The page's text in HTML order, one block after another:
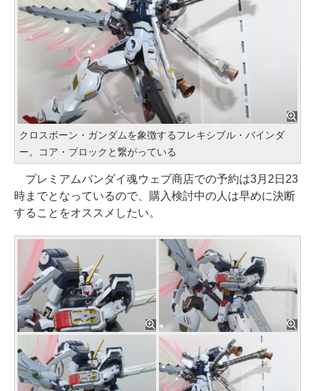
クロスボーン・ガンダムを象徴するフレキシブル・バインダ
ー。コア・ブロックと繋がっている
プレミアムバンダイ魂ウェブ商店での予約は3月2日23
時までとなっているので、購入検討中の人は早めに決断
することをオススメしたい。